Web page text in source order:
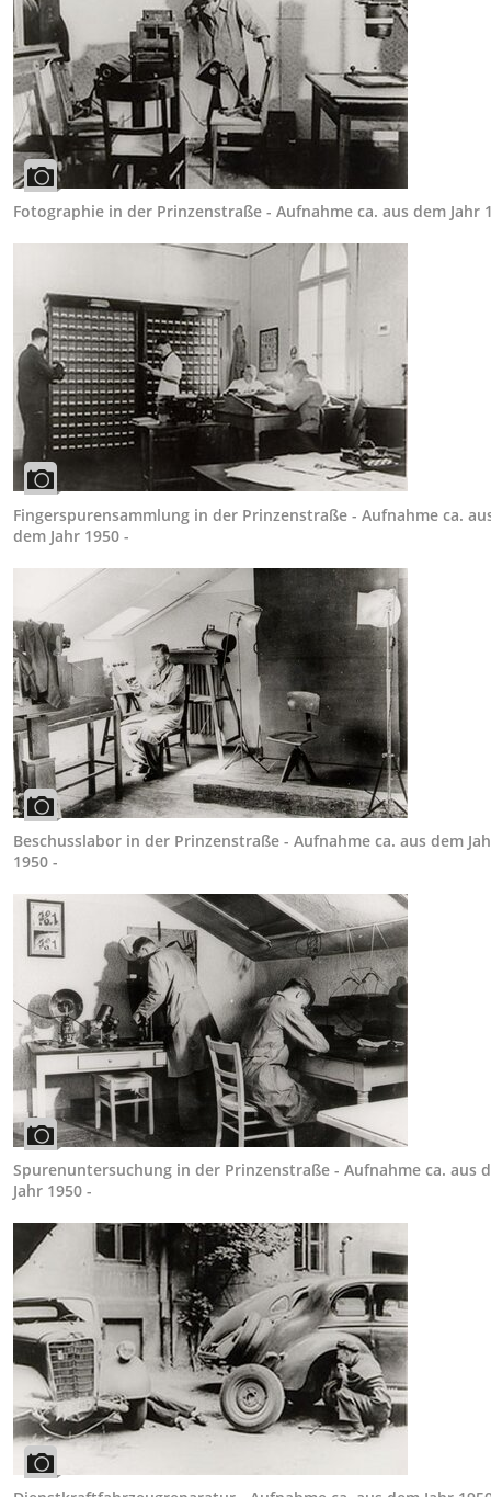
Fotographie in der Prinzenstraße - Aufnahme ca. aus dem Jahr
Fingerspurensammlung in der Prinzenstraße - Aufnahme ca.
dem Jahr 1950 -
Beschusslabor in der Prinzenstraße - Aufnahme ca. aus dem
1950 -
Spurenuntersuchung in der Prinzenstraße - Aufnahme ca. aus
Jahr 1950 -